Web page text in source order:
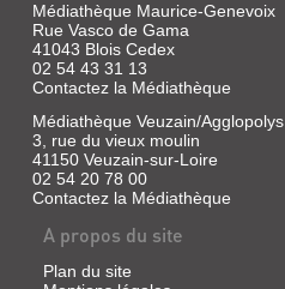
Médiathèque Maurice-Genevoix
Rue Vasco de Gama
41043 Blois Cedex
02 54 43 31 13
Contactez la Médiathèque
Médiathèque Veuzain/Agglopolys
3, rue du vieux moulin
41150 Veuzain-sur-Loire
02 54 20 78 00
Contactez la Médiathèque
A propos du site
Plan du site